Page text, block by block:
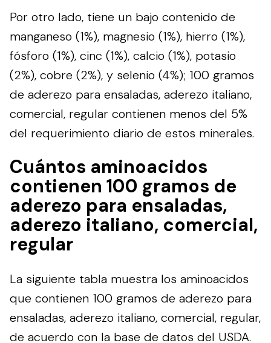
Por otro lado, tiene un bajo contenido de
manganeso (1%), magnesio (1%), hierro (1%),
fósforo (1%), cinc (1%), calcio (1%), potasio
(2%), cobre (2%), y selenio (4%); 100 gramos
de aderezo para ensaladas, aderezo italiano,
comercial, regular contienen menos del 5%
del requerimiento diario de estos minerales.
Cuántos aminoacidos
contienen 100 gramos de
aderezo para ensaladas,
aderezo italiano, comercial,
regular
La siguiente tabla muestra los aminoacidos
que contienen 100 gramos de aderezo para
ensaladas, aderezo italiano, comercial, regular,
de acuerdo con la base de datos del USDA.